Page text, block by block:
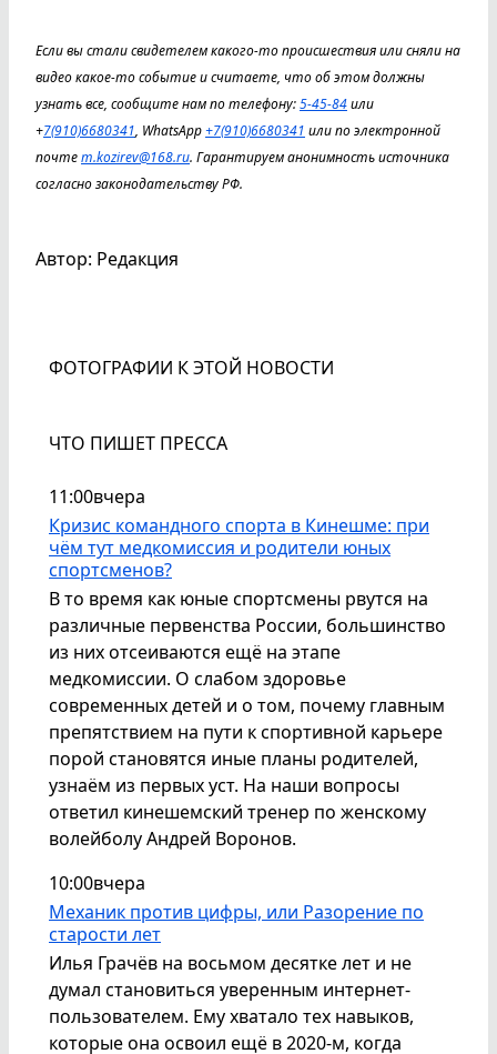
Если вы стали свидетелем какого-то происшествия или сняли на
видео какое-то событие и считаете, что об этом должны
узнать все, сообщите нам по телефону:5-45-84или
+7(910)6680341, WhatsApp+7(910)6680341 или по электронной
почтеm.kozirev@168.ru. Гарантируем анонимность источника
согласно законодательству РФ.
Автор: Редакция
ФОТОГРАФИИ К ЭТОЙ НОВОСТИ
ЧТО ПИШЕТ ПРЕССА
11:00вчера
Кризис командного спорта в Кинешме: при
чём тут медкомиссия и родители юных
спортсменов?
В то время как юные спортсмены рвутся на
различные первенства России, большинство
из них отсеиваются ещё на этапе
медкомиссии. О слабом здоровье
современных детей и о том, почему главным
препятствием на пути к спортивной карьере
порой становятся иные планы родителей,
узнаём из первых уст. На наши вопросы
ответил кинешемский тренер по женскому
волейболу Андрей Воронов.
10:00вчера
Механик против цифры, или Разорение по
старости лет
Илья Грачёв на восьмом десятке лет и не
думал становиться уверенным интернет-
пользователем. Ему хватало тех навыков,
которые она освоил ещё в 2020-м, когда